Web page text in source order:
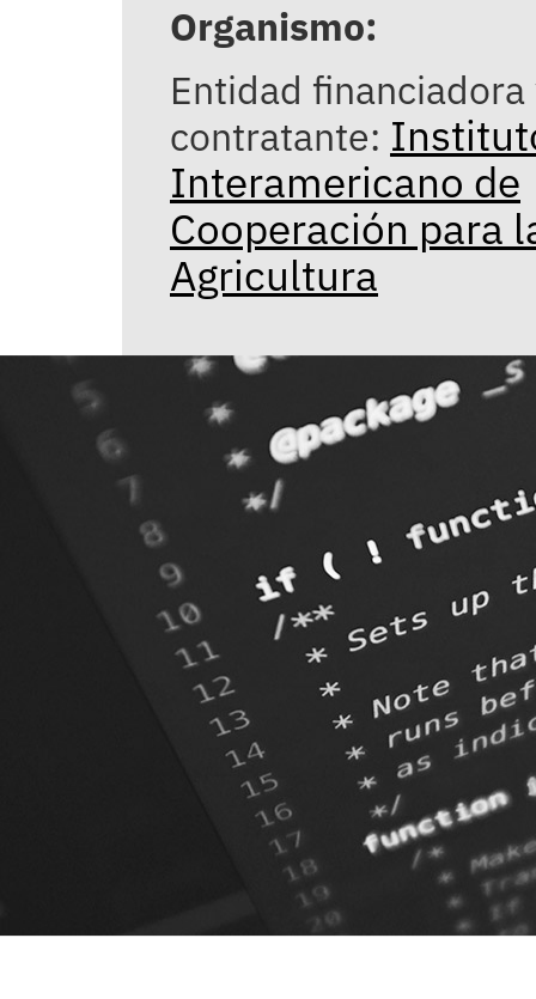
Organismo:
Entidad financiadora
contratante:
Interamericano de
Cooperación para
Agricultura